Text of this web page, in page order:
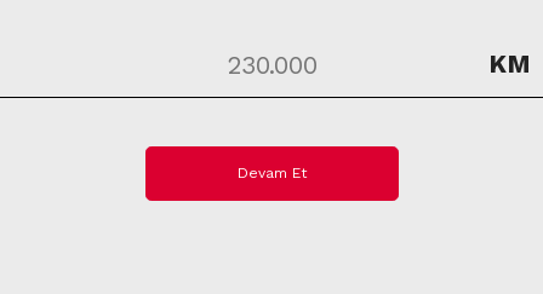
KM
Devam Et